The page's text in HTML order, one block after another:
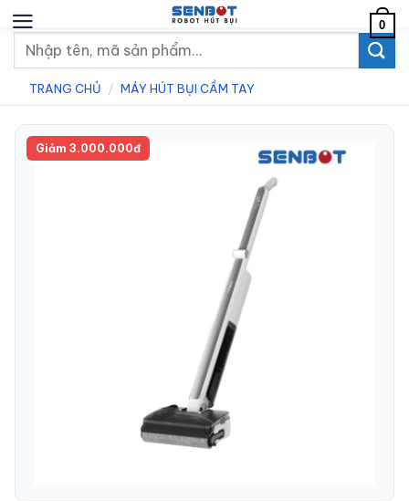
Chuyển
đến
0
Tìm
kiếm:
TRANG CHỦ / MÁY HÚT BỤI CẦM TAY
Giảm 3.000.000đ